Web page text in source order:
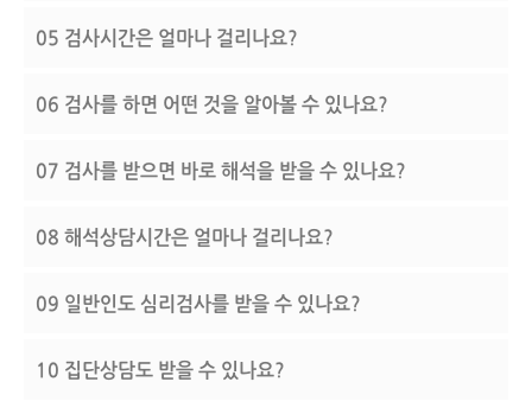
05 검사시간은 얼마나 걸리나요?
06 검사를 하면 어떤 것을 알아볼 수 있나요?
07 검사를 받으면 바로 해석을 받을 수 있나요?
08 해석상담시간은 얼마나 걸리나요?
09 일반인도 심리검사를 받을 수 있나요?
10 집단상담도 받을 수 있나요?